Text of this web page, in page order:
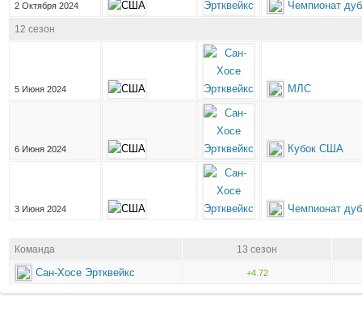
2 Октября 2024 Чемпионат
12 сезон
5 Июня 2024 МЛС
6 Июня 2024 Кубок США
3 Июня 2024 Чемпионат
Команда 13 сезон
Сан-Хосе Эртквейкс +4.72